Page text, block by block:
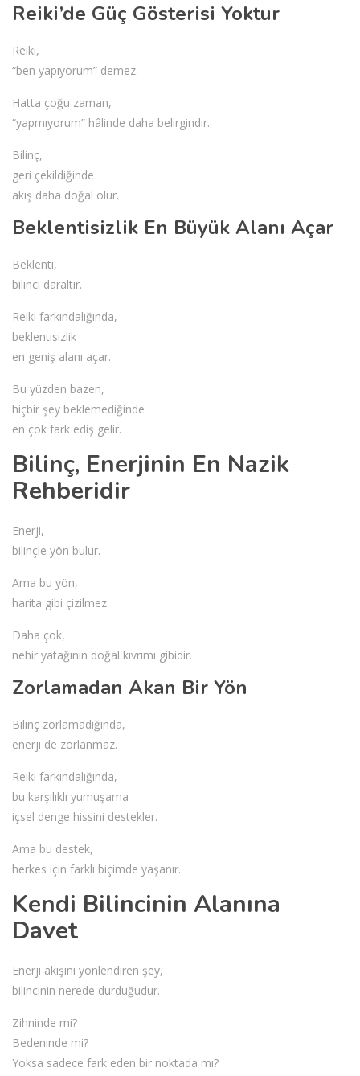
Reiki’de Güç Gösterisi Yoktur
Reiki,
“ben yapıyorum” demez.
Hatta çoğu zaman,
“yapmıyorum” hâlinde daha belirgindir.
Bilinç,
geri çekildiğinde
akış daha doğal olur.
Beklentisizlik En Büyük Alanı Açar
Beklenti,
bilinci daraltır.
Reiki farkındalığında,
beklentisizlik
en geniş alanı açar.
Bu yüzden bazen,
hiçbir şey beklemediğinde
en çok fark ediş gelir.
Bilinç, Enerjinin En Nazik
Rehberidir
Enerji,
bilinçle yön bulur.
Ama bu yön,
harita gibi çizilmez.
Daha çok,
nehir yatağının doğal kıvrımı gibidir.
Zorlamadan Akan Bir Yön
Bilinç zorlamadığında,
enerji de zorlanmaz.
Reiki farkındalığında,
bu karşılıklı yumuşama
içsel denge hissini destekler.
Ama bu destek,
herkes için farklı biçimde yaşanır.
Kendi Bilincinin Alanına
Davet
Enerji akışını yönlendiren şey,
bilincinin nerede durduğudur.
Zihninde mi?
Bedeninde mi?
Yoksa sadece fark eden bir noktada mı?